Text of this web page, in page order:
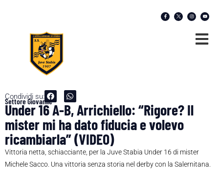
Condividi su:
Settore Giovanile
Under 16 A-B, Arrichiello: “Rigore? Il
mister mi ha dato fiducia e volevo
ricambiarla” (VIDEO)
Vittoria netta, schiacciante, per la Juve Stabia Under 16 di mister
Michele Sacco. Una vittoria senza storia nel derby con la Salernitana.